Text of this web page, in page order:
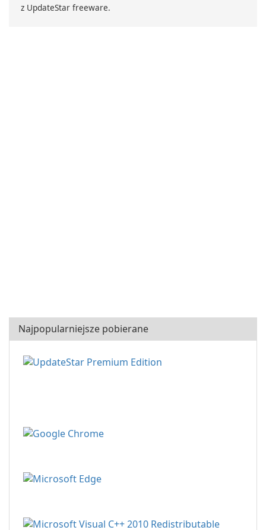
z UpdateStar freeware.
Najpopularniejsze pobierane